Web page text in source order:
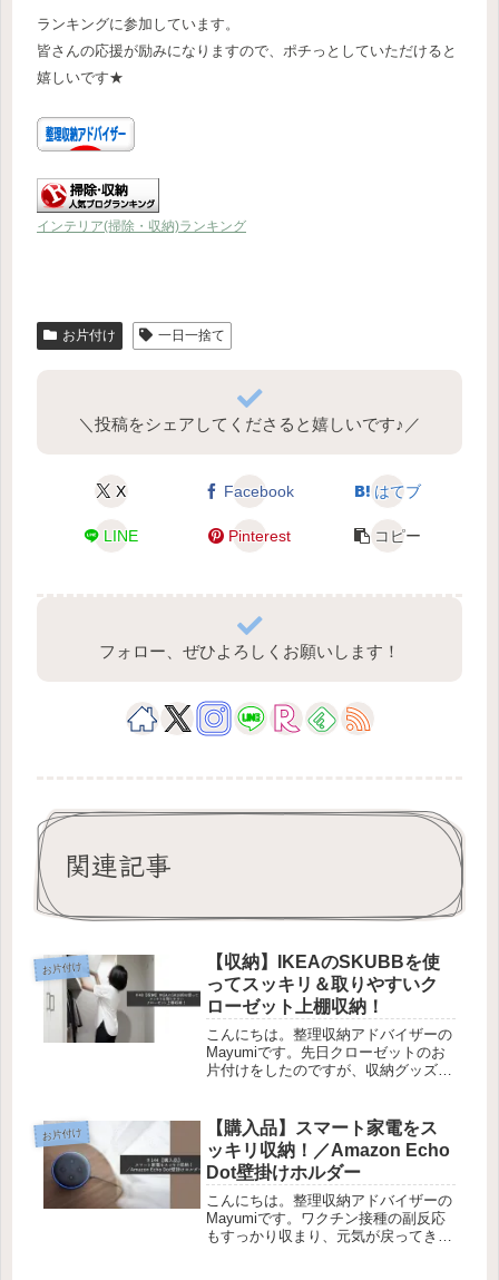
ランキングに参加しています。
皆さんの応援が励みになりますので、ポチっとしていただけると
嬉しいです★
インテリア(掃除・収納)ランキング
お片付け 一日一捨て
＼投稿をシェアしてくださると嬉しいです♪／
X Facebook はてブ
LINE Pinterest コピー
フォロー、ぜひよろしくお願いします！
関連記事
お片付け
【収納】IKEAのSKUBBを使
ってスッキリ＆取りやすいク
ローゼット上棚収納！
こんにちは。整理収納アドバイザーの
Mayumiです。先日クローゼットのお
片付けをしたのですが、収納グッズを
た。IKEAのオンラインショップで注
文した収納グッズが昨日届いたので...
お片付け
【購入品】スマート家電をス
ッキリ収納！／Amazon Echo
Dot壁掛けホルダー
こんにちは。整理収納アドバイザーの
Mayumiです。ワクチン接種の副反応
もすっかり収まり、元気が戻ってきま